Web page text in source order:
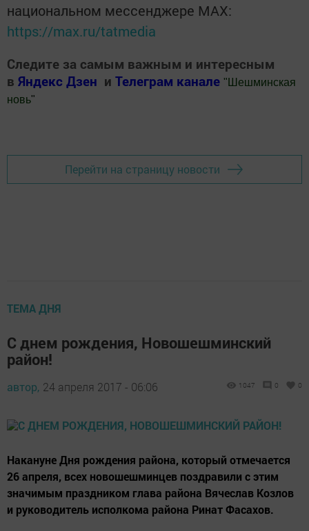
национальном мессенджере MАХ:
https://max.ru/tatmedia
Следите за самым важным и интересным
в Яндекс Дзен и Телеграм канале " Шешминская
новь"
Перейти на страницу новости
ТЕМА ДНЯ
С днем рождения, Новошешминский
район!
автор, 24 апреля 2017 - 06:06 1047 0 0
Накануне Дня рождения района, который отмечается
26 апреля, всех новошешминцев поздравили с этим
значимым праздником глава района Вячеслав Козлов
и руководитель исполкома района Ринат Фасахов.